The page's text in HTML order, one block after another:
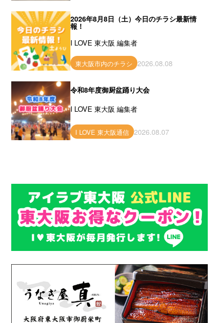
2026年8月8日（土）今日のチラシ最新情
報！
I LOVE 東大阪 編集者
東大阪市内のチラシ 2026.08.08
令和8年度御厨盆踊り大会
I LOVE 東大阪 編集者
I LOVE 東大阪通信 2026.08.07